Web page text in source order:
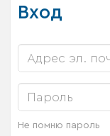
Вход
Не помню пароль